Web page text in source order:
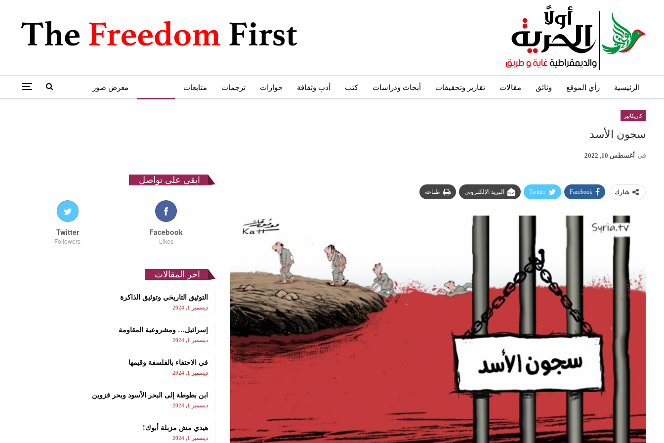
الرئيسية رأي الموقع وثائق مقالات تقارير وتحقيقات أبحاث ودراسات كتب أدب وثقافة حوارات ترجمات متابعات معرض صور
كاريكاتير
سجون الأسد
في أغسطس 10, 2022
شارك Facebook
Twitter البريد الإلكتروني طباعة
ابقى على تواصل
Facebook
Likes
Twitter
Followers
اخر المقالات
نحو استراتيجيّة للمعارضة السوريّة بشأن التحديات الصّهيونيّة
قمة الرياض: أقوال تنتظر أفعالاً
تعيينات ترامب: أنت لا تجني من الشوك العنب!
ابن بطوطة عند تخوم سيبيريا!
انجازات نتنياهو !
نوفمبر 27, 2024
التوثيق التاريخي وتوثيق الذاكرة
ديسمبر 1, 2024
إسرائيل… ومشروعية المقاومة
ديسمبر 1, 2024
في الاحتفاء بالفلسفة وقيمها
ديسمبر 1, 2024
ابن بطوطة إلى البحر الأسود وبحر قزوين
ديسمبر 1, 2024
هيدي مش مزبلة أبوك!
ديسمبر 1, 2024